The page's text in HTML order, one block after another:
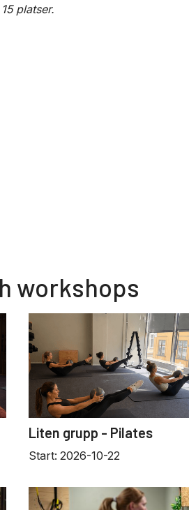
platser.
workshops
Liten grupp - Pilates
Start: 2026-10-22